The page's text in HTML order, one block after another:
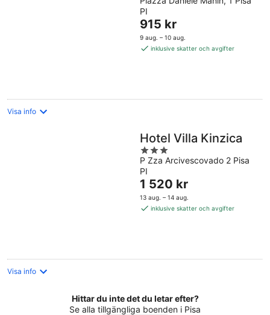
out
of
5
PI
Priset
är
915 kr
915 kr
9 aug. – 10 aug.
inklusive skatter och avgifter
Visa info
Hotel Villa Kinzica
3
out
of
5
P Zza Arcivescovado 2 Pisa
PI
Priset
är
1 520 kr
1 520 kr
13 aug. – 14 aug.
inklusive skatter och avgifter
Visa info
Hittar du inte det du letar efter?
Se alla tillgängliga boenden i Pisa